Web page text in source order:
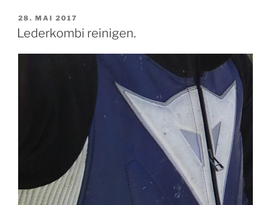
VERÖFFENTLICHT
AM
28. MAI 2017
Lederkombi reinigen.